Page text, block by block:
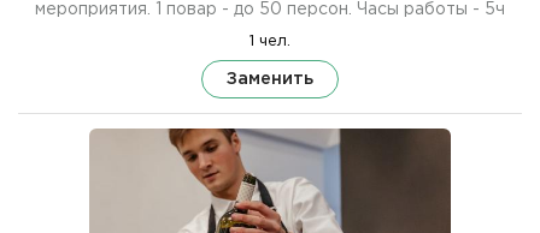
мероприятия. 1 повар - до 50 персон. Часы работы - 5ч
1 чел.
Заменить